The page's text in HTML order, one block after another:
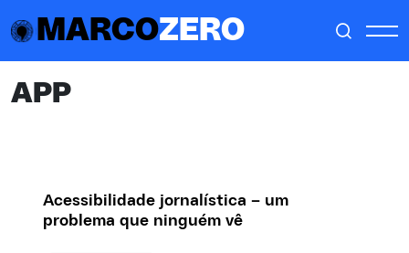
MARCOZERO
APP
Acessibilidade jornalística – um
problema que ninguém vê